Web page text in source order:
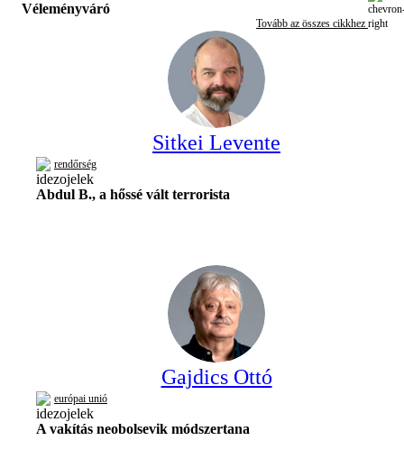
Véleményváró
Tovább az összes cikkhez
Sitkei Levente
rendőrség
Abdul B., a hőssé vált terrorista
Gajdics Ottó
európai unió
A vakítás neobolsevik módszertana